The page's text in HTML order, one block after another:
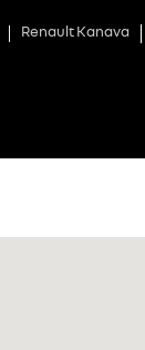
Renault Kanava